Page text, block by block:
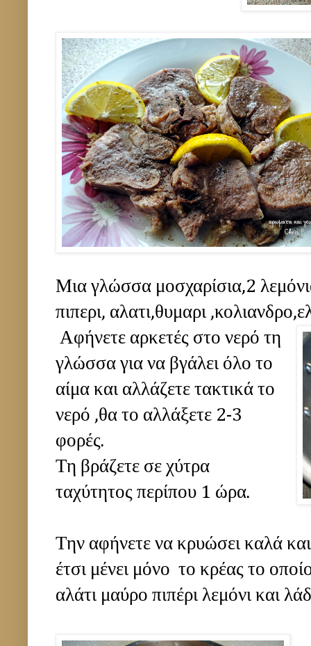
Μια γλώσσα μοσχαρίσια,2
πιπερι, αλατι,θυμαρι
Αφήνετε αρκετές στο νερό τη
γλώσσα για να βγάλει όλο το
αίμα και αλλάζετε τακτικά το
νερό ,θα το αλλάξετε 2-3
φορές.
Τη βράζετε σε χύτρα
ταχύτητος περίπου 1 ώρα.
Την αφήνετε να κρυώσει καλά
έτσι μένει μόνο το κρέας το
αλάτι μαύρο πιπέρι λεμόνι και